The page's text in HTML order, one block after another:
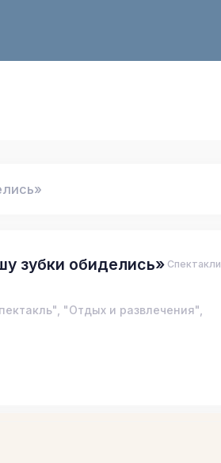
зубки обиделись» Спектакли
"Отдых и развлечения",